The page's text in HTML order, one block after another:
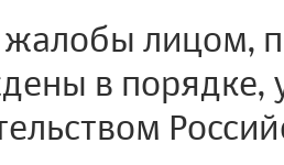
лицом,
в порядке,